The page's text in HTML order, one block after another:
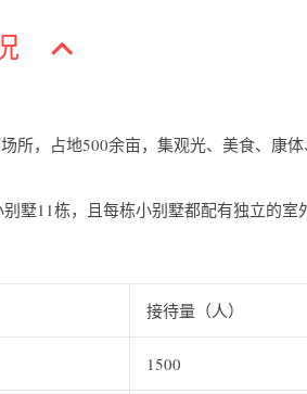
，占地500余亩，集观光、美食、康
墅11栋，且每栋小别墅都配有独立的
接待量（人）
1500